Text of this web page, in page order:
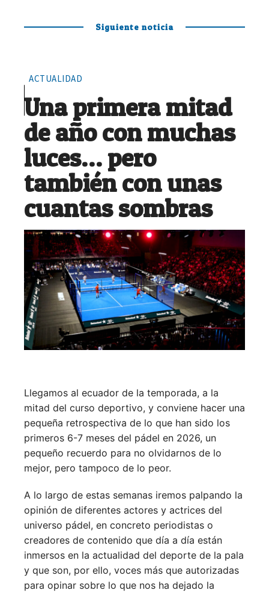
Siguiente noticia
ACTUALIDAD
Una primera mitad
de año con muchas
luces… pero
también con unas
cuantas sombras
Llegamos al ecuador de la temporada, a la
mitad del curso deportivo, y conviene hacer una
pequeña retrospectiva de lo que han sido los
primeros 6-7 meses del pádel en 2026, un
pequeño recuerdo para no olvidarnos de lo
mejor, pero tampoco de lo peor.
A lo largo de estas semanas iremos palpando la
opinión de diferentes actores y actrices del
universo pádel, en concreto periodistas o
creadores de contenido que día a día están
inmersos en la actualidad del deporte de la pala
y que son, por ello, voces más que autorizadas
para opinar sobre lo que nos ha dejado la